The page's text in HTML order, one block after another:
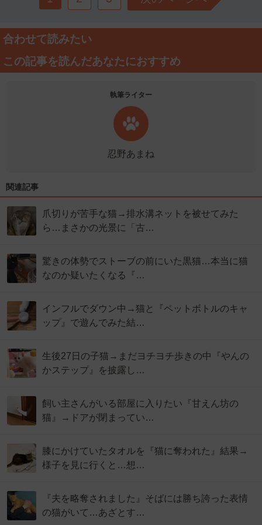
合わせて読みたい
この記事を読んだあなたにおすすめ
執筆ライター
忍野あまね
関連記事
爪切りが苦手な猫→排水溝ネットを被せてみた
ら…まさかの光景に「古…
驚きの体勢でストーブの前にいた黒猫…本当に猫
なのか疑いたくなる『…
インフルでダウン中→猫と『ペットボトルのキャ
ップ』で遊んでみた結…
生後27日の子猫→まだヨチヨチ歩きの中『やんの
かステップ』を披露し…
飼い主さんがいる部屋に入りたい『甘えん坊の
猫』→ドアが閉まってい…
膝にかけていたタオルを『猫に奪われた』結果→
様子を見に行くと…想…
『夫を略奪されました』そばには勝ち誇った表情
の猫がいて…あざとす…